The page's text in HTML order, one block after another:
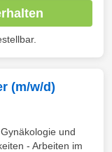
(m/w/d)
und
- Arbeiten im